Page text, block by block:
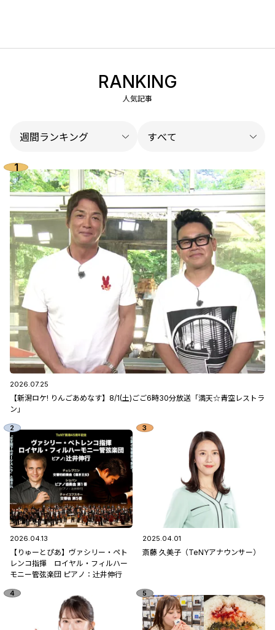
RANKING
人気記事
2026.07.25
【新潟ロケ! りんごあめなす】8/1(土)ごご6時30分放送「満天☆青空レストラ
ン」
2026.04.13
【りゅーとぴあ】ヴァシリー・ペト
レンコ指揮 ロイヤル・フィルハー
モニー管弦楽団 ピアノ：辻󠄀井伸行
2025.04.01
斎藤 久美子（TeNYアナウンサー）